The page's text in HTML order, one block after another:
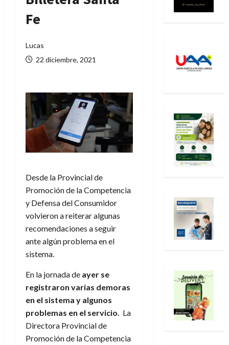
Fe
Lucas
22 diciembre, 2021
Desde la Provincial de
Promoción de la Competencia
y Defensa del Consumidor
volvieron a reiterar algunas
recomendaciones a seguir
ante algún problema en el
sistema.
En la jornada de ayer se
registraron varias demoras
en el sistema y algunos
problemas en el servicio. La
Directora Provincial de
Promoción de la Competencia